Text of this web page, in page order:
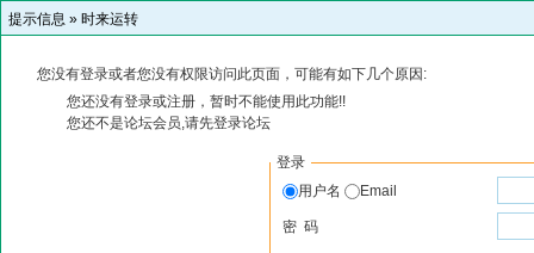
提示信息 » 时来运转
您没有登录或者您没有权限访问此页面，可能有如下几个原因:
您还没有登录或注册，暂时不能使用此功能!!
您还不是论坛会员,请先登录论坛
登录
用户名
Email
密 码